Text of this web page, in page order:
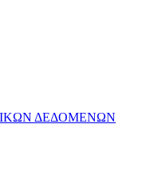
ΔΕΔΟΜΕΝΩΝ